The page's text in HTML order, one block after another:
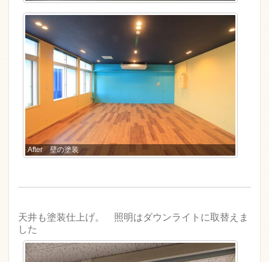
After 壁の塗装
天井も塗装仕上げ。 照明はダウンライトに取替えま
した